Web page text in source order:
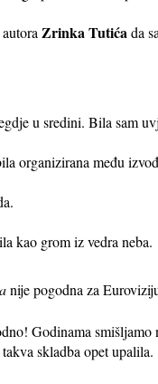
Zrinka Tutića da
u sredini. Bila sam
organizirana među
kao grom iz vedra neba.
nije pogodna za
Godinama smišljamo
skladba opet upalila.